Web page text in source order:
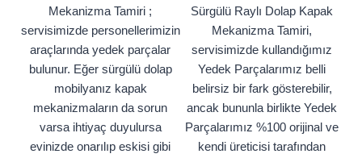
Mekanizma Tamiri ;
servisimizde personellerimizin
araçlarında yedek parçalar
bulunur. Eğer sürgülü dolap
mobilyanız kapak
mekanizmaların da sorun
varsa ihtiyaç duyulursa
evinizde onarılıp eskisi gibi
Sürgülü Raylı Dolap Kapak
Mekanizma Tamiri,
servisimizde kullandığımız
Yedek Parçalarımız belli
belirsiz bir fark gösterebilir,
ancak bununla birlikte Yedek
Parçalarımız %100 orijinal ve
kendi üreticisi tarafından